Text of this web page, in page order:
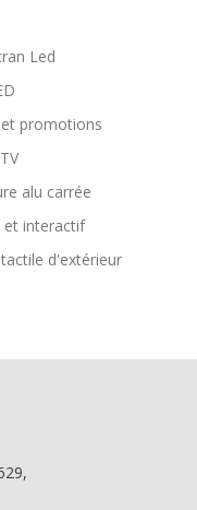
Led
promotions
alu carrée
et interactif
d'extérieur